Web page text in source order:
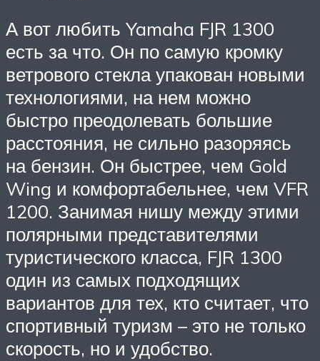
А вот любить Yamaha FJR 1300
есть за что. Он по самую кромку
ветрового стекла упакован новыми
технологиями, на нем можно
быстро преодолевать большие
расстояния, не сильно разоряясь
на бензин. Он быстрее, чем Gold
Wing и комфортабельнее, чем VFR
1200. Занимая нишу между этими
полярными представителями
туристического класса, FJR 1300
один из самых подходящих
вариантов для тех, кто считает, что
спортивный туризм – это не только
скорость, но и удобство.